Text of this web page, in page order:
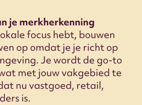
je merkherkenning
focus hebt, bouwen
op omdat je je richt op
Je wordt de go-to
met jouw vakgebied te
nu vastgoed, retail,
is.